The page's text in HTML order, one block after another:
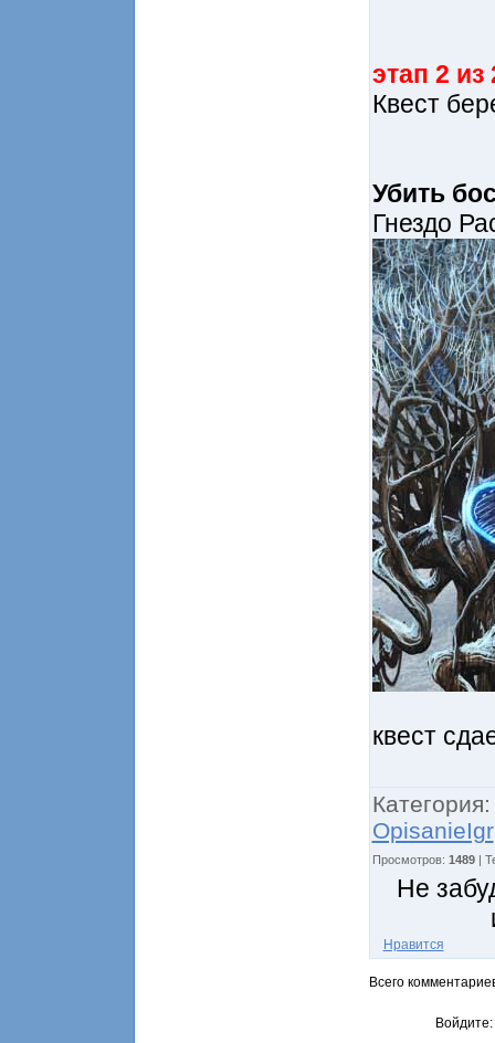
этап 2 из
Квест
Убить
Гнездо
квест
Категория
OpisanieIgr
Просмотров: 1489|
Не
Нравится
Всего
Войдите: